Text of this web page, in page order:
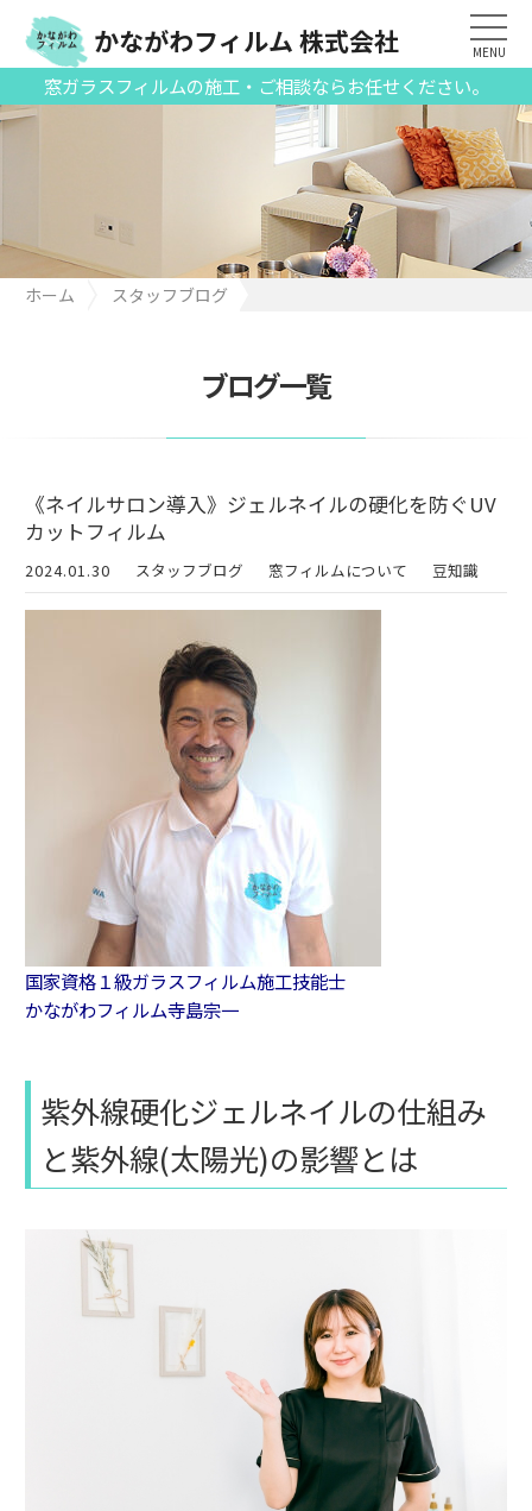
窓ガラスフィルムの施工・ご相談ならお任せください。
かながわフィルム 株式会社 MENU
ホーム
スタッフブログ
ブログ一覧
《ネイルサロン導入》ジェルネイルの硬化を防ぐUV
カットフィルム
2024.01.30 スタッフブログ 窓フィルムについて 豆知識
国家資格１級ガラスフィルム施工技能士
かながわフィルム寺島宗一
紫外線硬化ジェルネイルの仕組み
と紫外線(太陽光)の影響とは